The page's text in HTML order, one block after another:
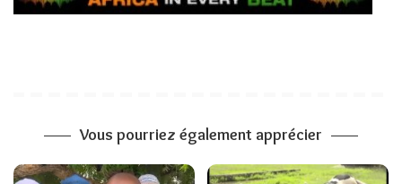
Vous pourriez également apprécier